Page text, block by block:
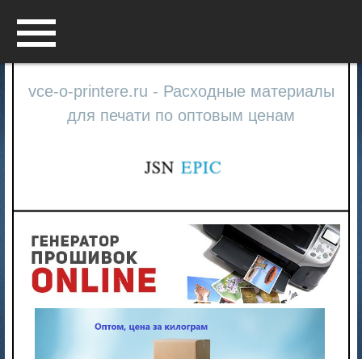
vce-o-printere.ru - Расходные материалы
для печати по оптовым ценам